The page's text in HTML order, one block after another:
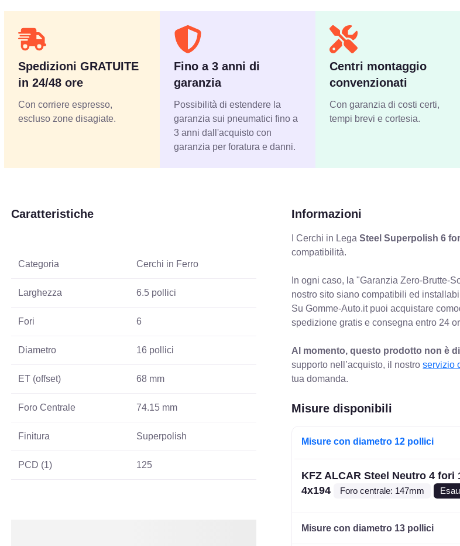
Spedizioni GRATUITE
in 24/48 ore
Con corriere espresso,
escluso zone disagiate.
Fino a 3 anni di
garanzia
Possibilità di estendere la
garanzia sui pneumatici fino a
3 anni dall'acquisto con
garanzia per foratura e danni.
Centri montaggio
convenzionati
Con garanzia di costi certi,
tempi brevi e cortesia.
Caratteristiche
Categoria Cerchi in Ferro
Larghezza 6.5 pollici
Fori 6
Diametro 16 pollici
ET (offset) 68 mm
Foro Centrale 74.15 mm
Finitura Superpolish
PCD (1) 125
Informazioni
I Cerchi in LegaSteel Superpolish 6
compatibilità.
In ogni caso, la "Garanzia Zero-Brutte-
nostro sito siano compatibili ed
Su Gomme-Auto.it puoi acquistare
spedizione gratis e consegna entro 24
Al momento, questo prodotto non è
supporto nell’acquisto, il nostroservizio
tua domanda.
Misure disponibili
Misure con diametro 12 pollici
KFZ ALCAR Steel Neutro 4 fori
4x194
Foro centrale: 147mm
Misure con diametro 13 pollici